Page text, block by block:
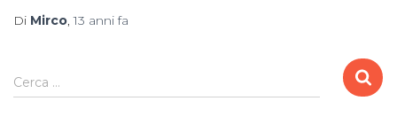
Di Mirco,13 annifa
R
i
Cerca …